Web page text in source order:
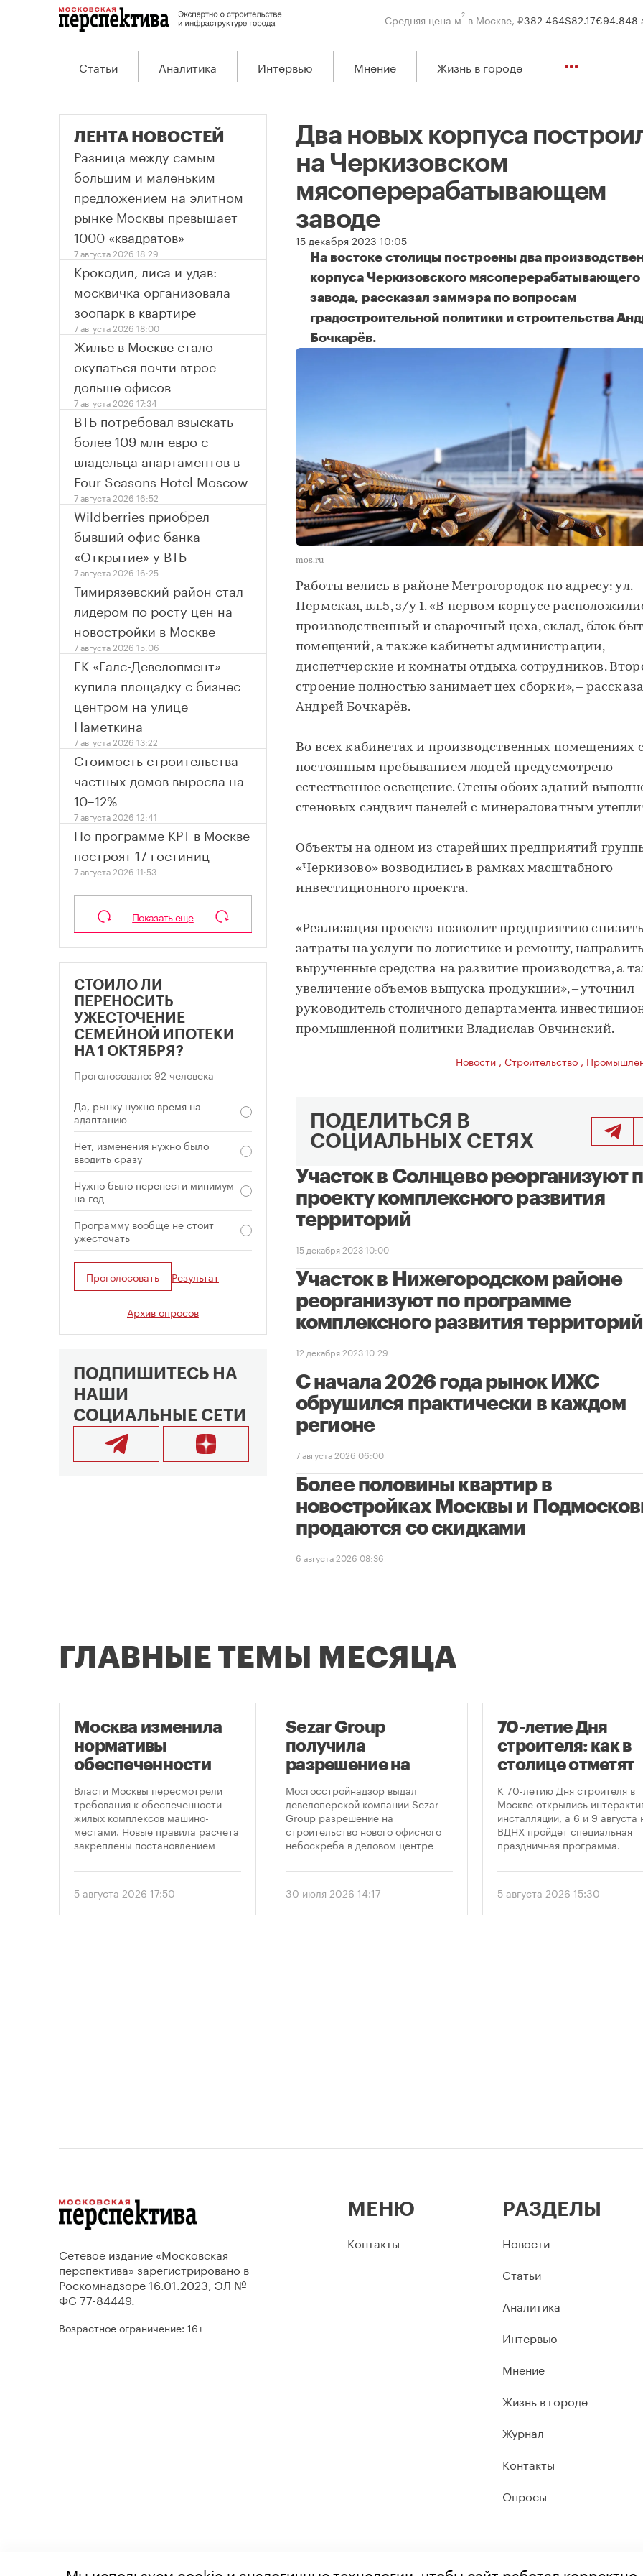
Средняя цена м2 в Москве, ₽382 464$82.17€94.848
Статьи Аналитика Интервью Мнение Жизнь в городе
Два новых корпуса
на Черкизовском
мясоперерабатывающем
заводе
15 декабря 2023 10:05
На востоке столицы построены два
корпуса Черкизовского мясоперерабатывающего
завода, рассказал заммэра по вопросам
градостроительной политики и строительства
Бочкарёв.
mos.ru
Работы велись в районе Метрогородок по адресу: ул.
Пермская, вл.5, з/у 1. «В первом корпусе
производственный и сварочный цеха, склад, блок
помещений, а также кабинеты администрации,
диспетчерские и комнаты отдыха сотрудников.
строение полностью занимает цех сборки», ‒
Андрей Бочкарёв.
Во всех кабинетах и производственных помещениях
постоянным пребыванием людей предусмотрено
естественное освещение. Стены обоих зданий
стеновых сэндвич панелей с минераловатным
Объекты на одном из старейших предприятий
«Черкизово» возводились в рамках масштабного
инвестиционного проекта.
«Реализация проекта позволит предприятию
затраты на услуги по логистике и ремонту,
вырученные средства на развитие производства, а
увеличение объемов выпуска продукции», ‒ уточнил
руководитель столичного департамента
промышленной политики Владислав Овчинский.
Новости , Строительство ,
ПОДЕЛИТЬСЯ В
СОЦИАЛЬНЫХ СЕТЯХ
Участок в Солнцево реорганизуют
проекту комплексного развития
территорий
15 декабря 2023 10:00
Участок в Нижегородском районе
реорганизуют по программе
комплексного развития территорий
12 декабря 2023 10:29
С начала 2026 года рынок ИЖС
обрушился практически в каждом
регионе
7 августа 2026 06:00
Более половины квартир в
новостройках Москвы и
продаются со скидками
6 августа 2026 08:36
ЛЕНТА НОВОСТЕЙ
Разница между самым
большим и маленьким
предложением на элитном
рынке Москвы превышает
1000 «квадратов»
7 августа 2026 18:29
Крокодил, лиса и удав:
москвичка организовала
зоопарк в квартире
7 августа 2026 18:00
Жилье в Москве стало
окупаться почти втрое
дольше офисов
7 августа 2026 17:34
ВТБ потребовал взыскать
более 109 млн евро с
владельца апартаментов в
Four Seasons Hotel Moscow
7 августа 2026 16:52
Wildberries приобрел
бывший офис банка
«Открытие» у ВТБ
7 августа 2026 16:25
Тимирязевский район стал
лидером по росту цен на
новостройки в Москве
7 августа 2026 15:06
ГК «Галс-Девелопмент»
купила площадку с бизнес
центром на улице
Наметкина
7 августа 2026 13:22
Стоимость строительства
частных домов выросла на
10–12%
7 августа 2026 12:41
По программе КРТ в Москве
построят 17 гостиниц
7 августа 2026 11:53
Показать еще
СТОИЛО ЛИ
ПЕРЕНОСИТЬ
УЖЕСТОЧЕНИЕ
СЕМЕЙНОЙ ИПОТЕКИ
НА 1 ОКТЯБРЯ?
Проголосовало: 92 человека
Да, рынку нужно время на
адаптацию
Нет, изменения нужно было
вводить сразу
Нужно было перенести минимум
на год
Программу вообще не стоит
ужесточать
Проголосовать Результат
Архив опросов
ПОДПИШИТЕСЬ НА
НАШИ
СОЦИАЛЬНЫЕ СЕТИ
ГЛАВНЫЕ ТЕМЫ МЕСЯЦА
Москва изменила
нормативы
обеспеченности
новостроек
парковками
Власти Москвы пересмотрели
требования к обеспеченности
жилых комплексов машино-
местами. Новые правила расчета
закреплены постановлением
от 5 августа 2026 года. Документ
подход к определению
необходимого количества
5 августа 2026 17:50
Sezar Group
получила
разрешение на
строительство
небоскреба в
«Москва-Сити»
Мосгосстройнадзор выдал
девелоперской компании Sezar
Group разрешение на
строительство нового офисного
небоскреба в деловом центре
предусматривает возведение 52-
метров.
30 июля 2026 14:17
70-летие Дня
строителя: как в
столице отметят
круглую дату
праздника
К 70-летию Дня строителя в
Москве открылись
инсталляции, а 6 и 9 августа
ВДНХ пройдет специальная
праздничная программа.
5 августа 2026 15:30
Сетевое издание «Московская
перспектива» зарегистрировано в
Роскомнадзоре 16.01.2023, ЭЛ №
ФС 77-84449.
Возрастное ограничение: 16+
МЕНЮ
Контакты
РАЗДЕЛЫ
Новости
Статьи
Аналитика
Интервью
Мнение
Жизнь в городе
Журнал
Контакты
Опросы